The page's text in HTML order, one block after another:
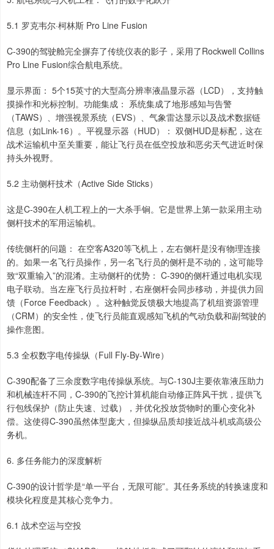
5.1 罗克韦尔·柯林斯 Pro Line Fusion
C-390的驾驶舱完全摒弃了传统仪表的影子，采用了Rockwell Collins
Pro Line Fusion综合航电系统。
显示界面： 5个15英寸的大型高分辨率液晶显示器（LCD），支持触
摸操作和光标控制。功能集成： 系统集成了地形感知与告警
（TAWS）、增强视景系统（EVS）、气象雷达显示以及战术数据链
信息（如Link-16）。平视显示器（HUD）： 双侧HUD是标配，这在
战术运输机中至关重要，能让飞行员在低空投放和恶劣天气进近时保
持头外视野。
5.2 主动侧杆技术（Active Side Sticks）
这是C-390在人机工程上的一大杀手锏。它是世界上第一款采用主动
侧杆技术的军用运输机。
传统侧杆的问题： 在空客A320等飞机上，左右侧杆是没有物理连接
的。如果一名飞行员操作，另一名飞行员的侧杆是不动的，这可能导
致“双重输入”的混淆。主动侧杆的优势： C-390的侧杆通过电机实现
电子联动。当左座飞行员拉杆时，右座侧杆会同步移动，并提供力回
馈（Force Feedback）。这种触觉反馈极大地提高了机组资源管理
（CRM）的安全性，使飞行员能直观感知飞机的气动负载和副驾驶的
操作意图。
5.3 全权数字电传操纵（Full Fly-By-Wire）
C-390配备了三余度数字电传操纵系统。与C-130J主要依靠液压助力
和机械连杆不同，C-390的飞控计算机能自动修正阵风干扰，提供飞
行包线保护（防止失速、过载），并优化投放货物时的重心变化补
偿。这使得C-390虽然体型庞大，但操纵品质却接近战斗机或高级公
务机。
6. 多任务能力的深度解析
C-390的设计哲学是“单一平台，无限可能”。其任务系统的转换速度和
模块化程度是其核心竞争力。
6.1 战术空运与空投